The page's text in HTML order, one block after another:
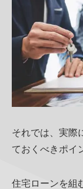
それでは、実際
ておくべきポイ
住宅ローンを組